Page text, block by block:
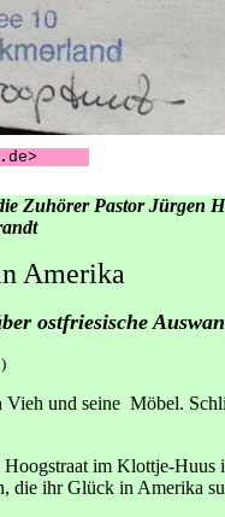
Zuhörer Pastor Jürgen
Amerika
ostfriesische
und seine Möbel.
im Klottje-Huus
die ihr Glück in Amerika